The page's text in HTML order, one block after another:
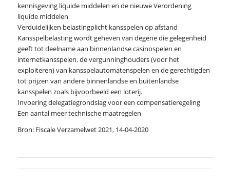
kennisgeving liquide middelen en de nieuwe Verordening
liquide middelen
Verduidelijken belastingplicht kansspelen op afstand
Kansspelbelasting wordt geheven van degene die gelegenheid
geeft tot deelname aan binnenlandse casinospelen en
internetkansspelen, de vergunninghouders (voor het
exploiteren) van kansspelautomatenspelen en de gerechtigden
tot prijzen van andere binnenlandse en buitenlandse
kansspelen zoals bijvoorbeeld een loterij.
Invoering delegatiegrondslag voor een compensatieregeling
Een aantal meer technische maatregelen
Bron: Fiscale Verzamelwet 2021, 14-04-2020